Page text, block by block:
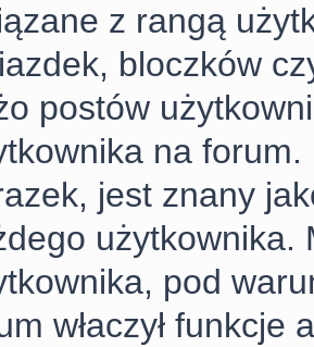
z rangą
bloczków
postów
na
jest znany
użytkownika.
pod
właczył funkcje